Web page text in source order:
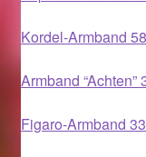
Liefer- und
Kordel-Armband
Armband
Figaro-Armband